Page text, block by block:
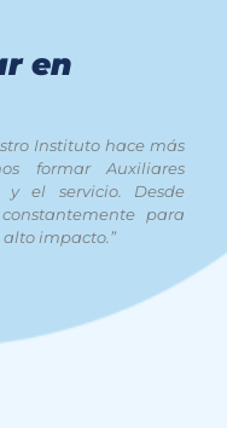
en
Instituto hace más
formar Auxiliares
el servicio. Desde
para
impacto.”